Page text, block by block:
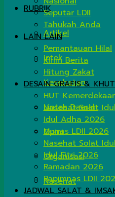
RUBRIK
Artikel
Iptek
Kesehatan
Lintas Daerah
Opini
Organisasi
Nasehat
Seputar LDII
Tahukah Anda
LAIN LAIN
Pemantauan Hilal
Kirim Berita
Hitung Zakat
DESAIN GRAFIS &
HUT
Nasehat Salat
Idul Adha 2026
Munas LDII 2026
Nasehat Solat
Idul Fitri 2026
Ramadan 2026
Rapimnas LDII
JADWAL SALAT &